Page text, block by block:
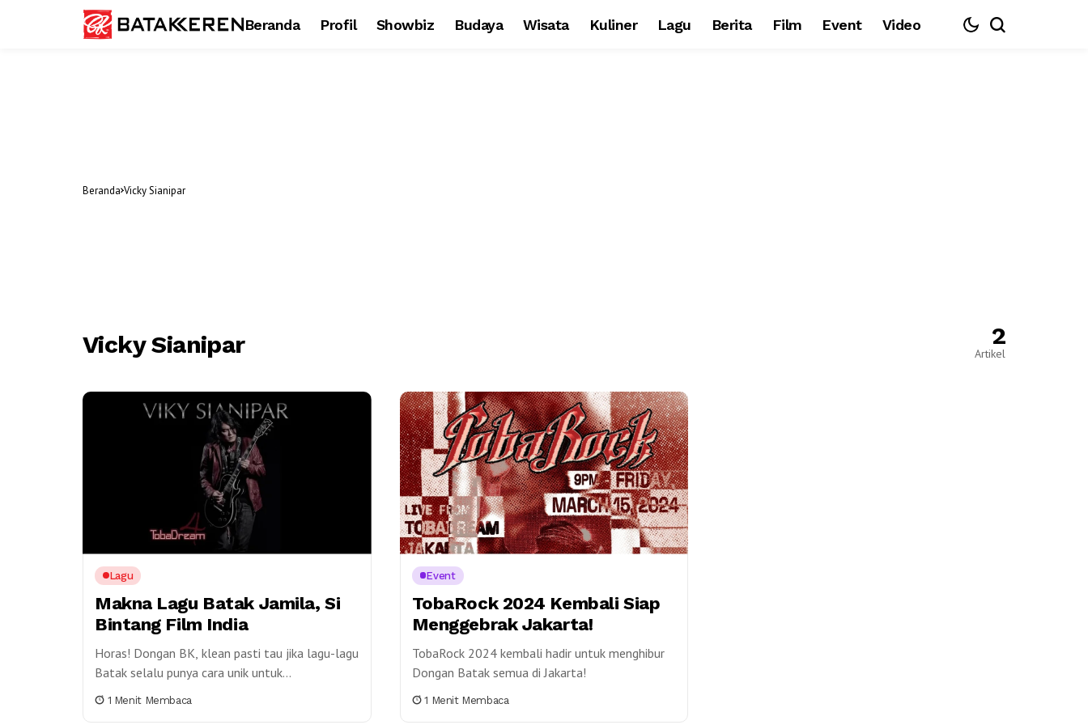
Beranda Profil Showbiz Budaya Wisata Kuliner Lagu Berita Film Event Video
Beranda Vicky Sianipar
Vicky Sianipar 2
Artikel
Lagu
Makna Lagu Batak Jamila, Si
Bintang Film India
Horas! Dongan BK, klean pasti tau jika lagu-lagu
Batak selalu punya cara unik untuk
menyampaikan cerita. Ada yang jenaka, penuh
1 Menit Membaca
Event
TobaRock 2024 Kembali Siap
Menggebrak Jakarta!
TobaRock 2024 kembali hadir untuk menghibur
Dongan Batak semua di Jakarta!
1 Menit Membaca